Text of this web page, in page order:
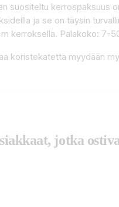
suositeltu kerrospaksuus
ja se on täysin
kerroksella. Palakoko: 7-
koristekatetta myydään
jotka